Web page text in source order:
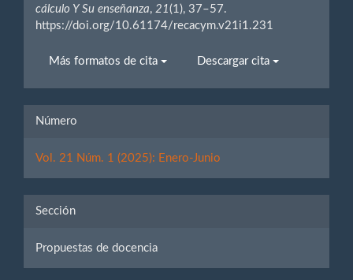
cálculo Y Su enseñanza, 21(1), 37–57.
https://doi.org/10.61174/recacym.v21i1.231
Más formatos de cita Descargar cita
Número
Vol. 21 Núm. 1 (2025): Enero-Junio
Sección
Propuestas de docencia